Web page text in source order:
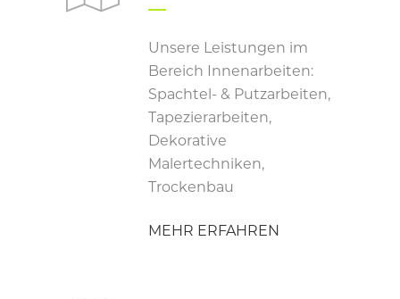
Unsere Leistungen im
Bereich Innenarbeiten:
Spachtel- & Putzarbeiten,
Tapezierarbeiten,
Dekorative
Malertechniken,
Trockenbau
MEHR ERFAHREN